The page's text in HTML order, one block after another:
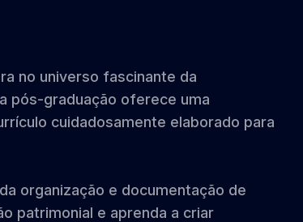
no universo fascinante da
pós-graduação oferece uma
cuidadosamente elaborado para
organização e documentação de
patrimonial e aprenda a criar